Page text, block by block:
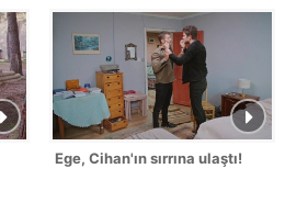
Ege, Cihan'ın sırrına ulaştı!